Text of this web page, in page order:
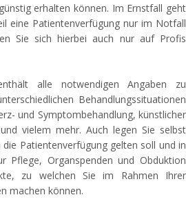
erhalten können. Im Ernstfall geht
eine Patientenverfügung nur im Notfall
Sie sich hierbei auch nur auf Profis
alle notwendigen Angaben zu
Behandlungssituationen
und Symptombehandlung, künstlicher
vielem mehr. Auch legen Sie selbst
Patientenverfügung gelten soll und in
Pflege, Organspenden und Obduktion
zu welchen Sie im Rahmen Ihrer
machen können.